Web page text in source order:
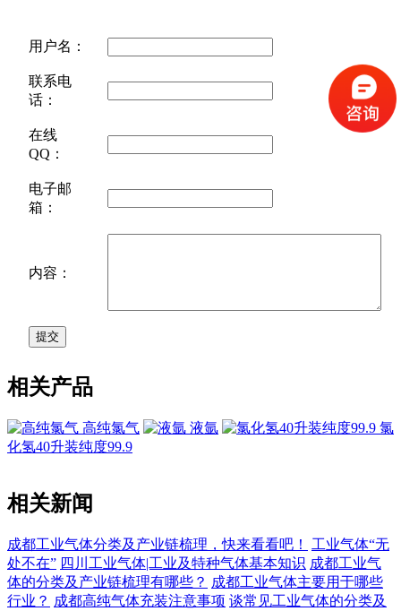
用户名：
联系电
话：
在线
QQ：
电子邮
箱：
内容：
相关产品
高纯氯气 液氩
氯
化氢40升装纯度99.9
相关新闻
成都工业气体分类及产业链梳理，快来看看吧！
工业气体“无
处不在” 四川工业气体|工业及特种气体基本知识 成都工业气
体的分类及产业链梳理有哪些？ 成都工业气体主要用于哪些
行业？ 成都高纯气体充装注意事项 谈常见工业气体的分类及